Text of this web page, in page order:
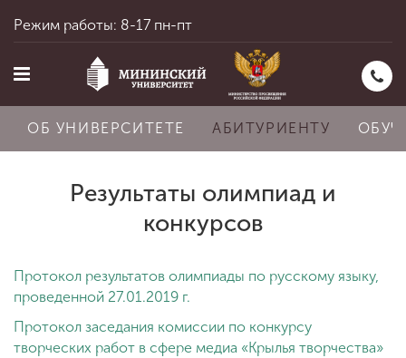
Главная
Об университете
Абитуриенту
Режим работы: 8-17 пн-пт
ОБ УНИВЕРСИТЕТЕ АБИТУРИЕНТУ
Результаты олимпиад и
конкурсов
Протокол результатов олимпиады по русскому языку,
проведенной 27.01.2019 г.
Протокол заседания комиссии по конкурсу
творческих работ в сфере медиа «Крылья творчества»